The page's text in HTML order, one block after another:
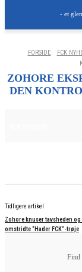
- et
FORSIDE FCK
ZOHORE
DEN
Tidligere artikel
Zohore knuser tavsheden
omstridte “Hader FCK”-trøje
Find